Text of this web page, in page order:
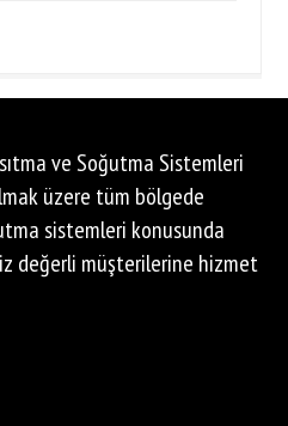
ve Soğutma Sistemleri
üzere tüm bölgede
sistemleri konusunda
değerli müşterilerine hizmet